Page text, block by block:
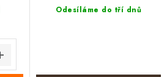
Odesíláme do tří dnů